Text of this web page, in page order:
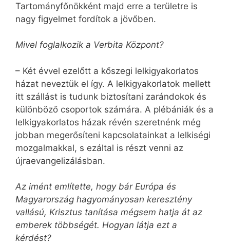
Tartományfőnökként majd erre a területre is
nagy figyelmet fordítok a jövőben.
Mivel foglalkozik a Verbita Központ?
– Két évvel ezelőtt a kőszegi lelkigyakorlatos
házat neveztük el így. A lelkigyakorlatok mellett
itt szállást is tudunk biztosítani zarándokok és
különböző csoportok számára. A plébániák és a
lelkigyakorlatos házak révén szeretnénk még
jobban megerősíteni kapcsolatainkat a lelkiségi
mozgalmakkal, s ezáltal is részt venni az
újraevangelizálásban.
Az imént említette, hogy bár Európa és
Magyarország hagyományosan keresztény
vallású, Krisztus tanítása mégsem hatja át az
emberek többségét. Hogyan látja ezt a
kérdést?